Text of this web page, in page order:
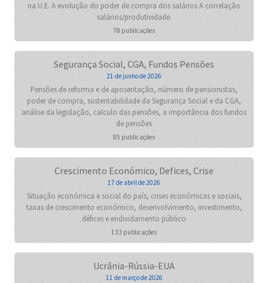
na U.E. A evolução do poder de compra dos salários A correlação
salários/produtividade.
78 publicações
Segurança Social, CGA, Fundos Pensões
21 de junho de 2026
Pensões de reforma e de aposentação, número de pensionistas,
poder de compra, sustentabilidade da Segurança Social e da CGA,
análise da legislação, calculo das pensões, a importância dos fundos
de pensões
85 publicações
Crescimento Económico, Defices, Crise
17 de abril de 2026
Situação económica e social do país, crises económicas e sociais,
taxas de crescimento económico, desenvolvimento, investimento,
défices e endividamento público
133 publicações
Ucrânia-Rússia-EUA
11 de março de 2026